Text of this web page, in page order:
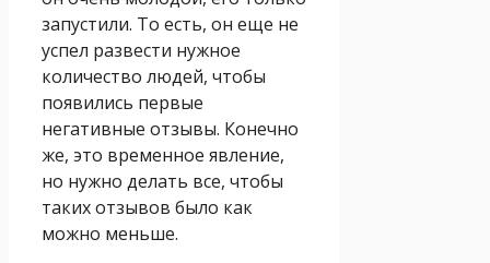
запустили. То есть, он еще не
успел развести нужное
количество людей, чтобы
появились первые
негативные отзывы. Конечно
же, это временное явление,
но нужно делать все, чтобы
таких отзывов было как
можно меньше.